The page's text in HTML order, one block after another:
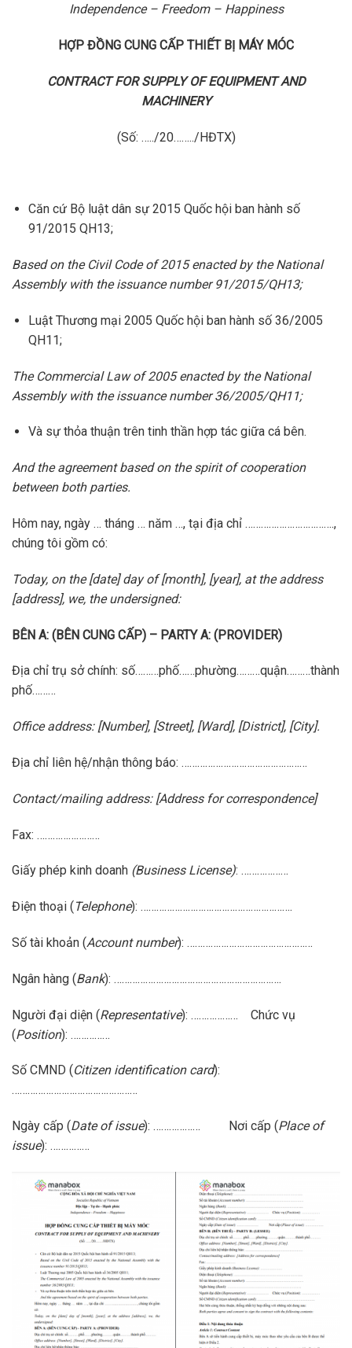
Independence – Freedom – Happiness
HỢP ĐỒNG CUNG CẤP THIẾT BỊ MÁY MÓC
CONTRACT FOR SUPPLY OF EQUIPMENT AND
MACHINERY
(Số: …../20……../HĐTX)
Căn cứ Bộ luật dân sự 2015 Quốc hội ban hành số
91/2015 QH13;
Based on the Civil Code of 2015 enacted by the National
Assembly with the issuance number 91/2015/QH13;
Luật Thương mại 2005 Quốc hội ban hành số 36/2005
QH11;
The Commercial Law of 2005 enacted by the National
Assembly with the issuance number 36/2005/QH11;
Và sự thỏa thuận trên tinh thần hợp tác giữa cá bên.
And the agreement based on the spirit of cooperation
between both parties.
Hôm nay, ngày … tháng … năm …, tại địa chỉ …………………………….,
chúng tôi gồm có:
Today, on the [date] day of [month], [year], at the address
[address], we, the undersigned:
BÊN A: (BÊN CUNG CẤP) – PARTY A: (PROVIDER)
Địa chỉ trụ sở chính: số………phố……phường………quận………thành
phố………
Office address: [Number], [Street], [Ward], [District], [City].
Địa chỉ liên hệ/nhận thông báo: …………………………………………
Contact/mailing address: [Address for correspondence]
Fax: ……………………
Giấy phép kinh doanh (Business License): ………………
Điện thoại ( Telephone): ………………………………………………….
Số tài khoản (Account number): …………………………………………
Ngân hàng (Bank): ……………………………………………………….
Người đại diện (Representative): ……………… Chức vụ
(Position): ……………
Số CMND (Citizen identification card):
…………………………………………
Ngày cấp (Date of issue): ……………… Nơi cấp (Place of
issue): ……………